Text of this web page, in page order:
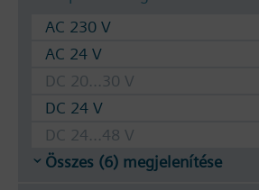
Használható közeg: Víz (VDI 2035
fagyállóval kevert víz
használható: SSA.. / STA.. / STS61..
AC 230 V
AC 24 V
DC 20...30 V
DC 24 V
DC 24...48 V
Összes (6) megjelenítése